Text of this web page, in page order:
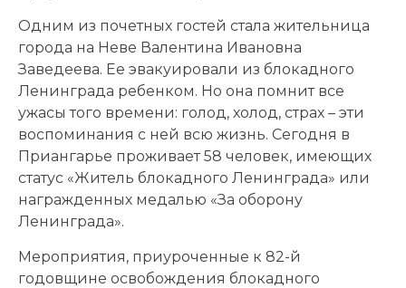
Одним из почетных гостей стала жительница
города на Неве Валентина Ивановна
Заведеева. Ее эвакуировали из блокадного
Ленинграда ребенком. Но она помнит все
ужасы того времени: голод, холод, страх – эти
воспоминания с ней всю жизнь. Сегодня в
Приангарье проживает 58 человек, имеющих
статус «Житель блокадного Ленинграда» или
награжденных медалью «За оборону
Ленинграда».
Мероприятия, приуроченные к 82-й
годовщине освобождения блокадного